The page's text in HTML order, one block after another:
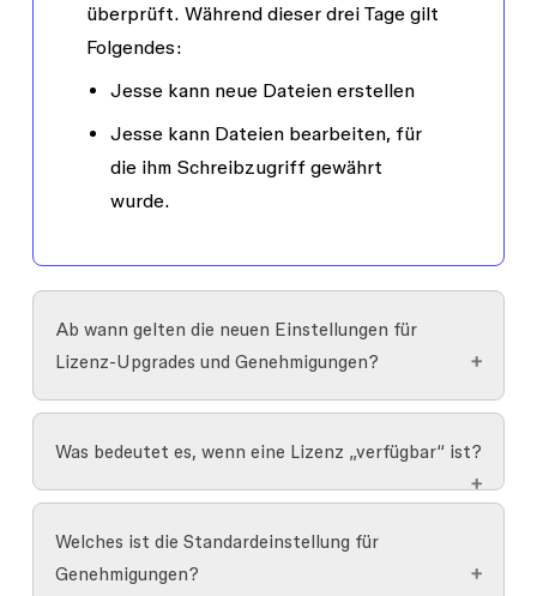
überprüft. Während dieser drei Tage gilt
Folgendes:
Jesse kann neue Dateien erstellen
Jesse kann Dateien bearbeiten, für
die ihm Schreibzugriffgewährt
wurde.
Ab wann gelten die neuen Einstellungen für
Lizenz-Upgrades und Genehmigungen?
Genehmigungseinstellungen stehen allen Figma-
Kunden ab dem 11. März 2025 oder kurz danach
nächsten Verlängerung deines Abos am oder
nach dem 11. März 2025 angepasst.
Was bedeutet es, wenn eine Lizenz „verfügbar“ ist?
genehmigen, außer die Lizenz ist verfügbar
Welches ist die Standardeinstellung für
Genehmigungen?